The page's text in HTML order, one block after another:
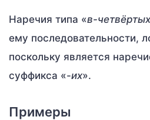
Наречия типа «в-четвёртых
ему последовательности,
поскольку является
суффикса «-их».
Примеры